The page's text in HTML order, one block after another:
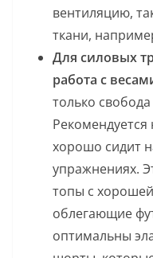
вентиляцию,
ткани,
Для силовых
работа с
только
Рекомендуется
хорошо сидит
упражнениях.
топы с
облегающие
оптимальны